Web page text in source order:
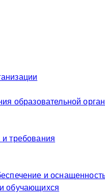
образовательной
требования
и
обучающихся